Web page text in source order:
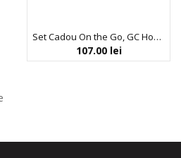
Set Cadou On the Go, GC Homme Fine Grooming, Gel de Dus, Sampon pentru Par si Barba, Prosop Reutilizabil, Cutie Metalica Reutilizabila cu Inchidere, The Luxury Bathing Company, 3 articole
107.00 lei